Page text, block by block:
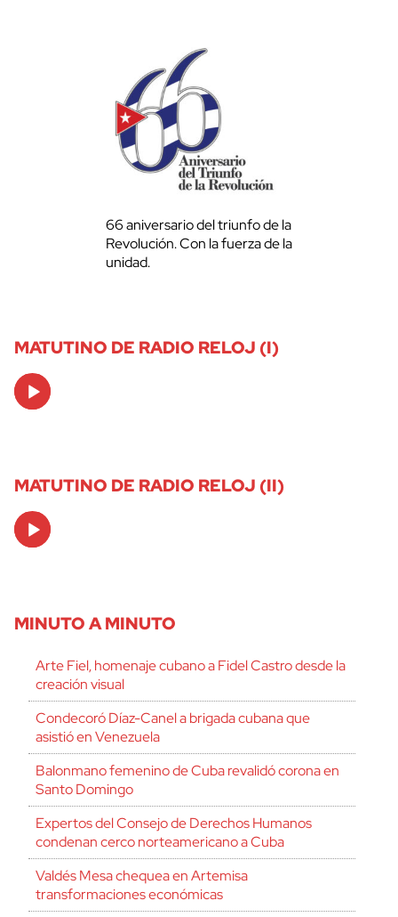
66 aniversario del triunfo de la
Revolución. Con la fuerza de la
unidad.
MATUTINO DE RADIO RELOJ (I)
Audio
Player
MATUTINO DE RADIO RELOJ (II)
Audio
Player
MINUTO A MINUTO
Arte Fiel, homenaje cubano a Fidel Castro desde la
creación visual
Condecoró Díaz-Canel a brigada cubana que
asistió en Venezuela
Balonmano femenino de Cuba revalidó corona en
Santo Domingo
Expertos del Consejo de Derechos Humanos
condenan cerco norteamericano a Cuba
Valdés Mesa chequea en Artemisa
transformaciones económicas